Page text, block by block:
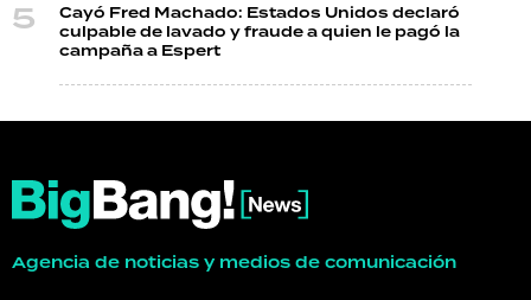
Cayó Fred Machado: Estados Unidos declaró
culpable de lavado y fraude a quien le pagó la
campaña a Espert
Agencia de noticias y medios de comunicación